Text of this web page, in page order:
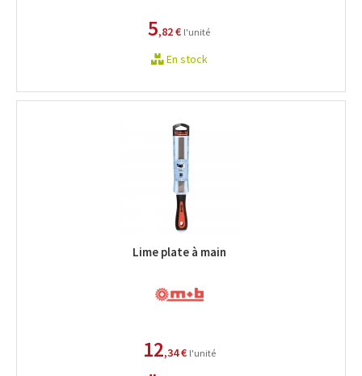
5,82 € l'unité
En stock
Lime plate à main
12,34 € l'unité